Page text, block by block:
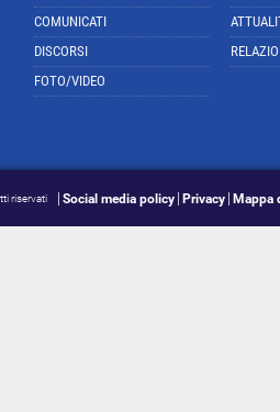
COMUNICATI
DISCORSI
FOTO/VIDEO
riservati Social media policy Privacy Mappa